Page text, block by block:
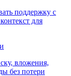
поддержку с
для
вложения,
без потери